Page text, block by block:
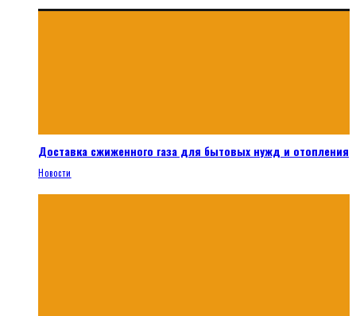
Доставка сжиженного газа для бытовых нужд и отопления
Новости